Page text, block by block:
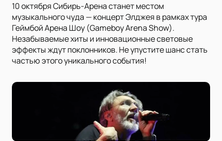
10 октября Сибирь-Арена станет местом
музыкального чуда — концерт Элджея в рамках тура
Геймбой Арена Шоу (Gameboy Arena Show).
Незабываемые хиты и инновационные световые
эффекты ждут поклонников. Не упустите шанс стать
частью этого уникального события!